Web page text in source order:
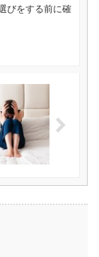
びをする前に確